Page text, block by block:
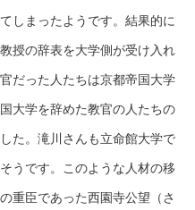
しまったようです。結果的に
授の辞表を大学側が受け入れ
だった人たちは京都帝国大学
大学を辞めた教官の人たちの
た。滝川さんも立命館大学で
うです。このような人材の移
重臣であった西園寺公望（さ